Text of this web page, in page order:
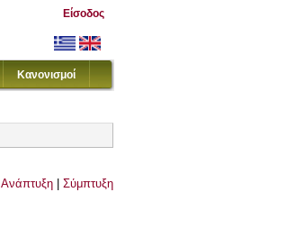
Είσοδος
Κανονισμοί
Ανάπτυξη Σύμπτυξη